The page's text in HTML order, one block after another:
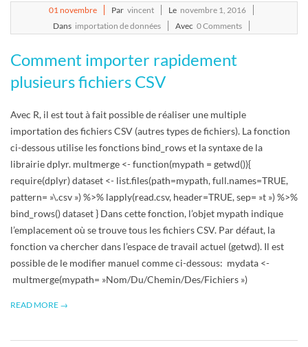
01novembre Par vincent Le novembre 1, 2016
Dans importation de données Avec 0 Comments
Comment importer rapidement
plusieurs fichiers CSV
Avec R, il est tout à fait possible de réaliser une multiple
importation des fichiers CSV (autres types de fichiers). La fonction
ci-dessous utilise les fonctions bind_rows et la syntaxe de la
librairie dplyr. multmerge <- function(mypath = getwd()){
require(dplyr) dataset <- list.files(path=mypath, full.names=TRUE,
pattern= »\.csv ») %>% lapply(read.csv, header=TRUE, sep= »t ») %>%
bind_rows() dataset } Dans cette fonction, l’objet mypath indique
l’emplacement où se trouve tous les fichiers CSV. Par défaut, la
fonction va chercher dans l’espace de travail actuel (getwd). Il est
possible de le modifier manuel comme ci-dessous: mydata <-
multmerge(mypath= »Nom/Du/Chemin/Des/Fichiers »)
READ MORE →